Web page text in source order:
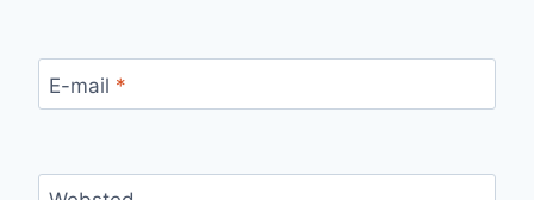
E-mail *